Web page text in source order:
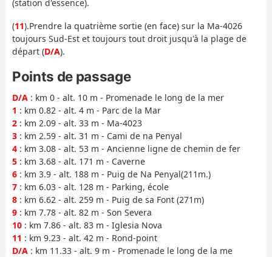
(station d'essence).
(11).Prendre la quatrième sortie (en face) sur la Ma-4026
toujours Sud-Est et toujours tout droit jusqu'à la plage de
départ (D/A).
Points de passage
D/A : km 0 - alt. 10 m - Promenade le long de la mer
1 : km 0.82 - alt. 4 m - Parc de la Mar
2 : km 2.09 - alt. 33 m - Ma-4023
3 : km 2.59 - alt. 31 m - Cami de na Penyal
4 : km 3.08 - alt. 53 m - Ancienne ligne de chemin de fer
5 : km 3.68 - alt. 171 m - Caverne
6 : km 3.9 - alt. 188 m - Puig de Na Penyal(211m.)
7 : km 6.03 - alt. 128 m - Parking, école
8 : km 6.62 - alt. 259 m - Puig de sa Font (271m)
9 : km 7.78 - alt. 82 m - Son Severa
10 : km 7.86 - alt. 83 m - Iglesia Nova
11 : km 9.23 - alt. 42 m - Rond-point
D/A : km 11.33 - alt. 9 m - Promenade le long de la me